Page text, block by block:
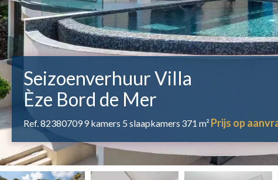
Seizoenverhuur Villa
Èze Bord de Mer
Ref. 823807099 kamers 5 slaapkamers 371 m² Prijs op